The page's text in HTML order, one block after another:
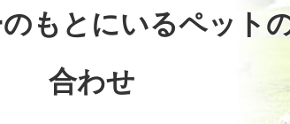
もとにいるペット
合わせ